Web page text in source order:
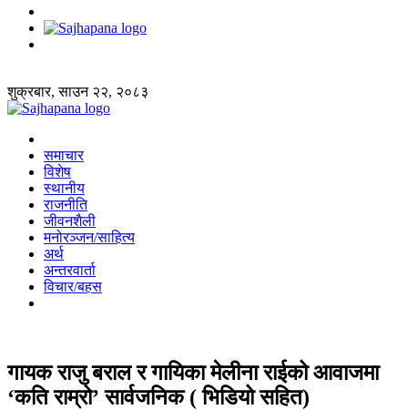
शुक्रबार, साउन २२, २०८३
समाचार
विशेष
स्थानीय
राजनीति
जीवनशैली
मनोरञ्जन/साहित्य
अर्थ
अन्तरवार्ता
विचार/बहस
गायक राजु बराल र गायिका मेलीना राईको आवाजमा
‘कति राम्रो’ सार्वजनिक ( भिडियो सहित)